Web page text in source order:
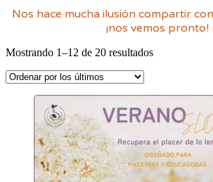
Nos hace mucha ilusión compartir
¡nos vemos pronto!
Mostrando 1–12 de 20 resultados